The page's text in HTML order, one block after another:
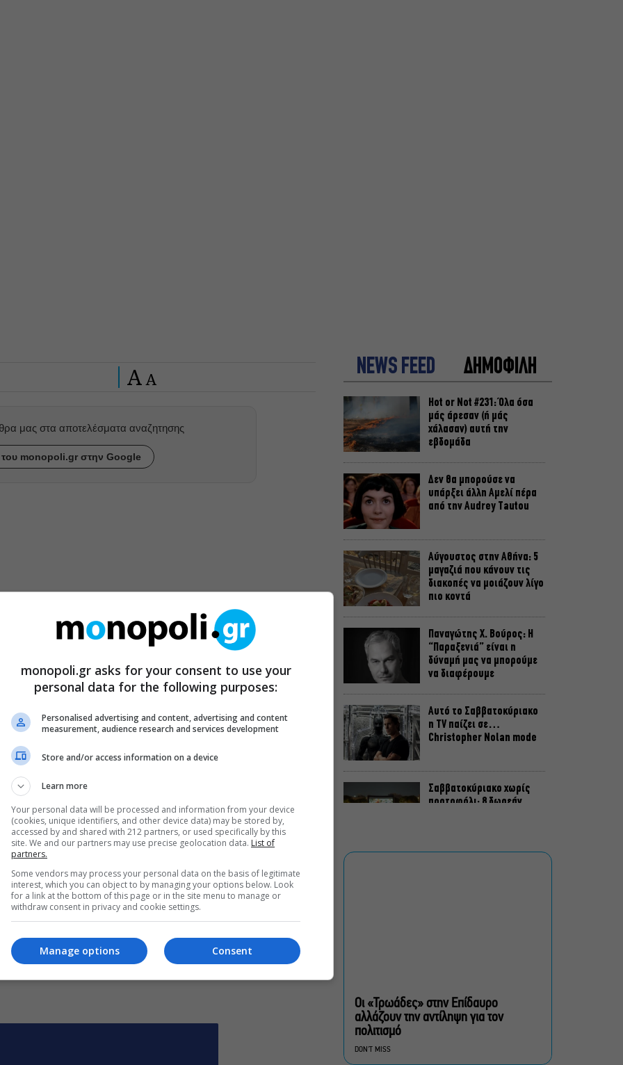
A A
μας στα αποτελέσματα αναζητησης
monopoli.gr στην Google
μας στα αποτελέσματα αναζητησης
monopoli.gr στην Google
NEWS FEED ΔΗΜΟΦΙΛΗ
Hot or Not #231: Όλα όσα
μάς άρεσαν (ή μάς
χάλασαν) αυτή την
εβδομάδα
Δεν θα μπορούσε να
υπάρξει άλλη Αμελί πέρα
από την Audrey Tautou
Αύγουστος στην Αθήνα: 5
μαγαζιά που κάνουν τις
διακοπές να μοιάζουν λίγο
πιο κοντά
Παναγώτης Χ. Βούρος: Η
“Παραξενιά” είναι η
δύναμή μας να μπορούμε
να διαφέρουμε
Αυτό το Σαββατοκύριακο
η TV παίζει σε…
Christopher Nolan mode
Σαββατοκύριακο χωρίς
πορτοφόλι: 8 δωρεάν
Ευαγγελική Εκκλησία
Οι «Τρωάδες» στην Επίδαυρο
αλλάζουν την αντίληψη για τον
πολιτισμό
DON'T MISS
monopoli.gr asks for your consent to use your
personal data for the following purposes:
Personalised advertising and content, advertising and content
measurement, audience research and services development
Store and/or access information on a device
Learn more
Your personal data will be processed and information from your device
(cookies, unique identifiers, and other device data) may be stored by,
accessed by and shared with 212 partners, or used specifically by this
site. We and our partners may use precise geolocation data. List of
partners.
Some vendors may process your personal data on the basis of legitimate
interest, which you can object to by managing your options below. Look
for a link at the bottom of this page or in the site menu to manage or
withdraw consent in privacy and cookie settings.
Consent
Manage options